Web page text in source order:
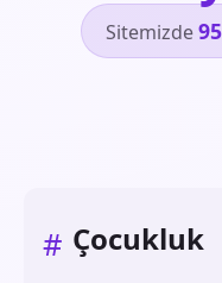
Sitemizde
# Çocukluk